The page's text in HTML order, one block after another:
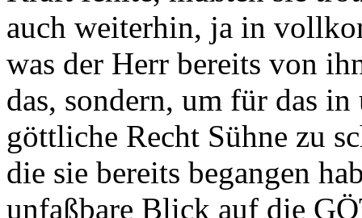
auch weiterhin, ja in
was der Herr bereits von
das, sondern, um für das
göttliche Recht Sühne zu
die sie bereits begangen
unfaßbare Blick auf die